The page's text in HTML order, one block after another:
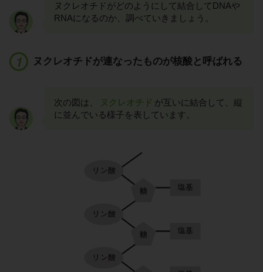
ヌクレオチドがどのようにして結合してDNAや
RNAになるのか、調べていきましょう。
ヌクレオチドが連なったものが核酸と呼ばれる
次の図は、 ヌクレオチド が互いに結合して、縦
に並んでいる様子を表しています。